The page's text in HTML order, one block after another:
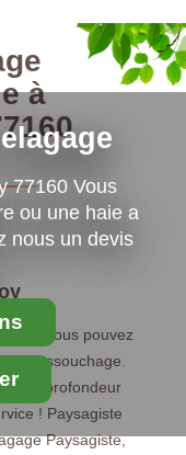
77160 Vous
ou une haie a
nous un devis
à
vous pouvez
dessouchage.
en profondeur
! Paysagiste
Paysagiste,